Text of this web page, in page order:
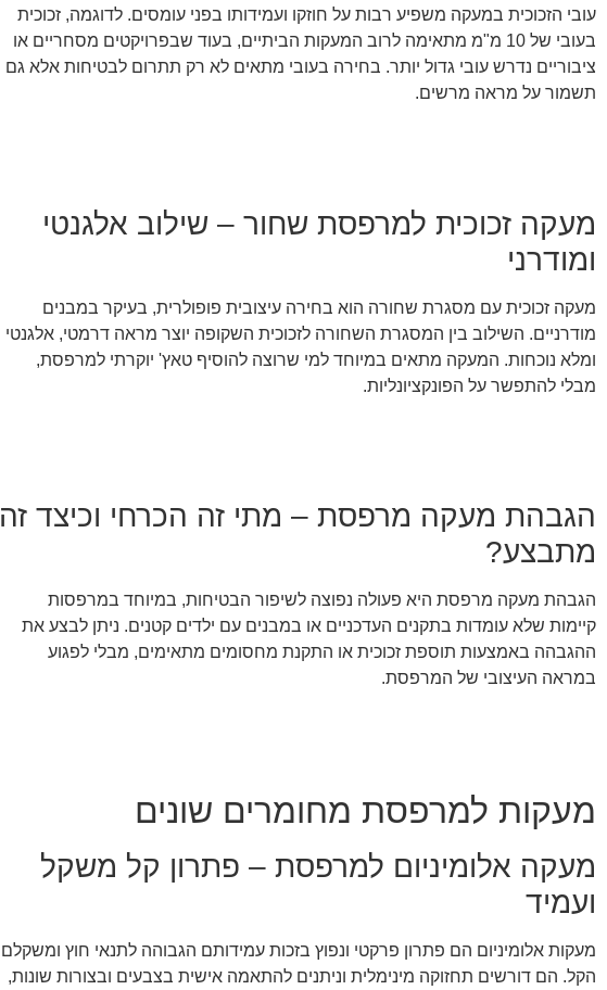
עובי הזכוכית במעקה משפיע רבות על חוזקו ועמידותו בפני עומסים. לדוגמה, זכוכית
בעובי של 10 מ"מ מתאימה לרוב המעקות הביתיים, בעוד שבפרויקטים מסחריים או
ציבוריים נדרש עובי גדול יותר. בחירה בעובי מתאים לא רק תתרום לבטיחות אלא גם
תשמור על מראה מרשים.
מעקה זכוכית למרפסת שחור – שילוב אלגנטי
ומודרני
מעקה זכוכית עם מסגרת שחורה הוא בחירה עיצובית פופולרית, בעיקר במבנים
מודרניים. השילוב בין המסגרת השחורה לזכוכית השקופה יוצר מראה דרמטי, אלגנטי
ומלא נוכחות. המעקה מתאים במיוחד למי שרוצה להוסיף טאץ' יוקרתי למרפסת,
מבלי להתפשר על הפונקציונליות.
הגבהת מעקה מרפסת – מתי זה הכרחי וכיצד זה
מתבצע?
הגבהת מעקה מרפסת היא פעולה נפוצה לשיפור הבטיחות, במיוחד במרפסות
קיימות שלא עומדות בתקנים העדכניים או במבנים עם ילדים קטנים. ניתן לבצע את
ההגבהה באמצעות תוספת זכוכית או התקנת מחסומים מתאימים, מבלי לפגוע
במראה העיצובי של המרפסת.
מעקות למרפסת מחומרים שונים
מעקה אלומיניום למרפסת – פתרון קל משקל
ועמיד
מעקות אלומיניום הם פתרון פרקטי ונפוץ בזכות עמידותם הגבוהה לתנאי חוץ ומשקלם
הקל. הם דורשים תחזוקה מינימלית וניתנים להתאמה אישית בצבעים ובצורות שונות,